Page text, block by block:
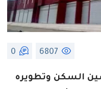
6807
0
السكن وتطويره